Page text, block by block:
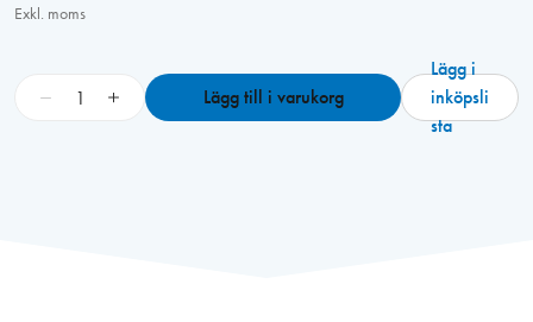
Exkl. moms
+ Lägg till i varukorg
Lägg i
inköpsli
sta